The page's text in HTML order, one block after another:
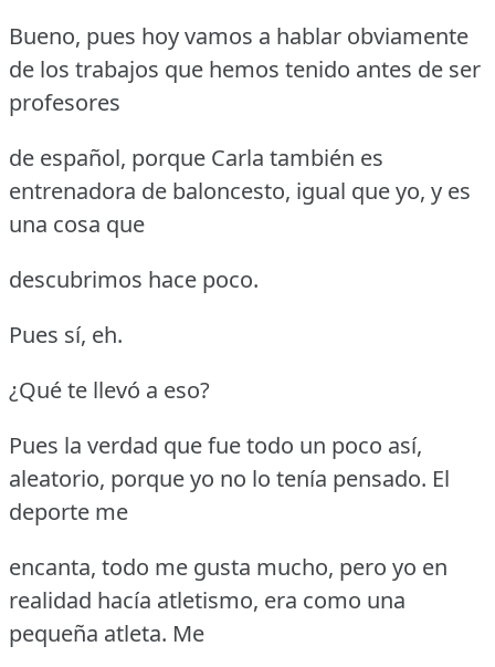
Bueno, pues hoy vamos a hablar obviamente
de los trabajos que hemos tenido antes de ser
profesores
de español, porque Carla también es
entrenadora de baloncesto, igual que yo, y es
una cosa que
descubrimos hace poco.
Pues sí, eh.
¿Qué te llevó a eso?
Pues la verdad que fue todo un poco así,
aleatorio, porque yo no lo tenía pensado. El
deporte me
encanta, todo me gusta mucho, pero yo en
realidad hacía atletismo, era como una
pequeña atleta. Me